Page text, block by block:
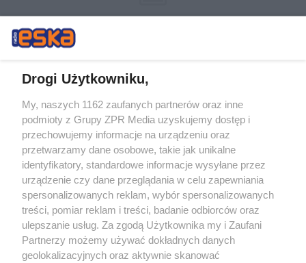
Żaden utwór zamieszczony w serwisie nie może być powielany i
rozpowszechniany lub dalej rozpowszechniany w jakikolwiek sposób (w
tym także elektroniczny lub mechaniczny) na jakimkolwiek polu
eksploatacji w jakiejkolwiek formie, włącznie z umieszczaniem w
Internecie bez pisemnej zgody właściciela praw. Jakiekolwiek użycie lub
wykorzystanie utworów w całości lub w części z naruszeniem prawa,
tzn. bez właściwej zgody, jest zabronione pod groźbą kary i może być
ścigane prawnie.
Drogi Użytkowniku,
My, naszych 1162 zaufanych partnerów oraz inne
podmioty z Grupy ZPR Media uzyskujemy dostęp i
przechowujemy informacje na urządzeniu oraz
przetwarzamy dane osobowe, takie jak unikalne
identyfikatory, standardowe informacje wysyłane przez
urządzenie czy dane przeglądania w celu zapewniania
spersonalizowanych reklam, wybór spersonalizowanych
treści, pomiar reklam i treści, badanie odbiorców oraz
ulepszanie usług. Za zgodą Użytkownika my i Zaufani
Partnerzy możemy używać dokładnych danych
geolokalizacyjnych oraz aktywnie skanować